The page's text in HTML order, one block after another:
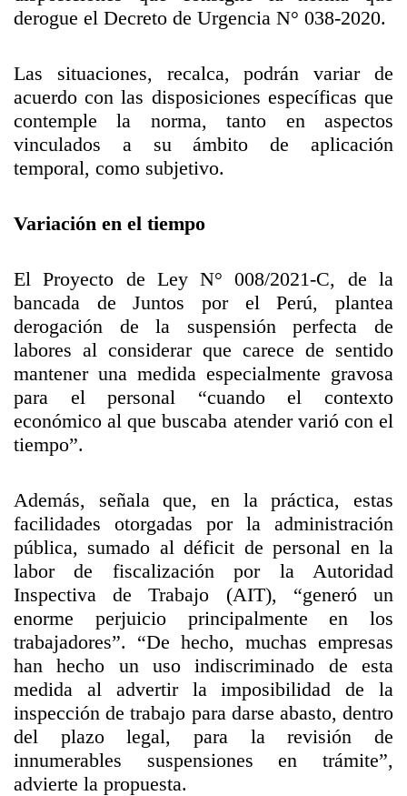
derogue el Decreto de Urgencia N° 038-2020.
Las situaciones, recalca, podrán variar de
acuerdo con las disposiciones específicas que
contemple la norma, tanto en aspectos
vinculados a su ámbito de aplicación
temporal, como subjetivo.
Variación en el tiempo
El Proyecto de Ley N° 008/2021-C, de la
bancada de Juntos por el Perú, plantea
derogación de la suspensión perfecta de
labores al considerar que carece de sentido
mantener una medida especialmente gravosa
para el personal “cuando el contexto
económico al que buscaba atender varió con el
tiempo”.
Además, señala que, en la práctica, estas
facilidades otorgadas por la administración
pública, sumado al déficit de personal en la
labor de fiscalización por la Autoridad
Inspectiva de Trabajo (AIT), “generó un
enorme perjuicio principalmente en los
trabajadores”. “De hecho, muchas empresas
han hecho un uso indiscriminado de esta
medida al advertir la imposibilidad de la
inspección de trabajo para darse abasto, dentro
del plazo legal, para la revisión de
innumerables suspensiones en trámite”,
advierte la propuesta.